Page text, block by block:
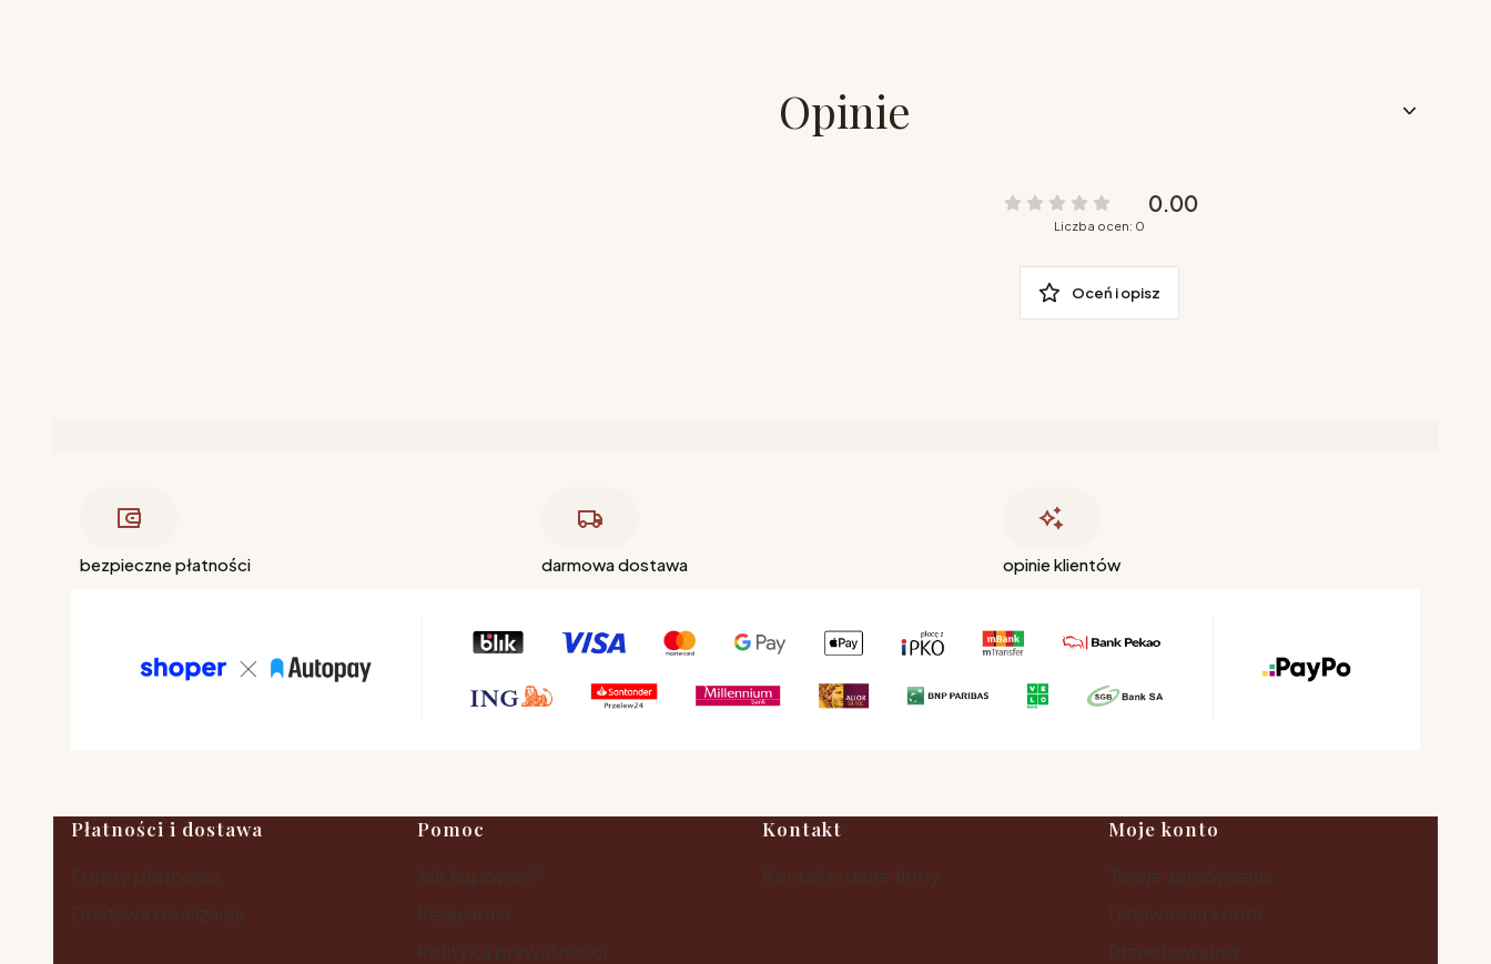
Opinie
0.00
Liczba ocen: 0
Oceń i opisz
bezpieczne płatności darmowa dostawa opinie klientów
Linki w stopce
Płatności i dostawa
Pomoc
Kontakt
Moje konto